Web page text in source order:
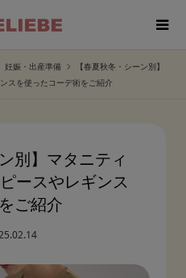
妊娠・出産準備
【春夏秋冬・シーン別】
スを使ったコーデ術をご紹介
別】マタニティ
ースやレギンス
ご紹介